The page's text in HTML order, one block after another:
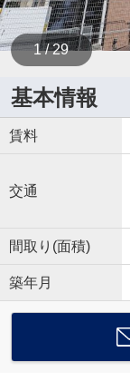
1 / 29
基本情報
賃料
交通
間取り(面積)
築年月